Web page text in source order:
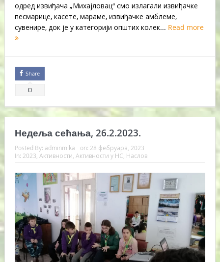
одред извиђача „Михајловац“ смо излагали извиђачке
песмарице, касете, мараме, извиђачке амблеме,
сувенире, док је у категорији општих колек... Read more
Share
0
Недеља сећања, 26.2.2023.
Posted By: adminmika on: 28 фебруара, 2023
In: 2023 Активности Активности у НС Наслов